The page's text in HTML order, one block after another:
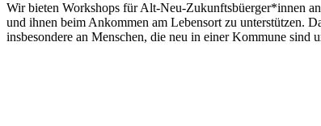
Wir bieten Workshops für Alt-Neu-Zukunftsbüerger*innen
und ihnen beim Ankommen am Lebensort zu unterstützen.
insbesondere an Menschen, die neu in einer Kommune sind